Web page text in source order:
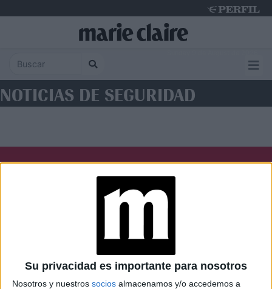
Su privacidad es importante para nosotros
Nosotros y nuestros socios almacenamos y/o accedemos a
NOTICIAS DE SEGURIDAD
Caras Noticias
Weekend Parabrisas
Look
Luz Mía Lunateen Break BATimes